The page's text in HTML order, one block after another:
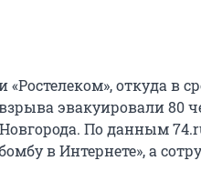
откуда в
эвакуировали 80
По данным
в Интернете», а